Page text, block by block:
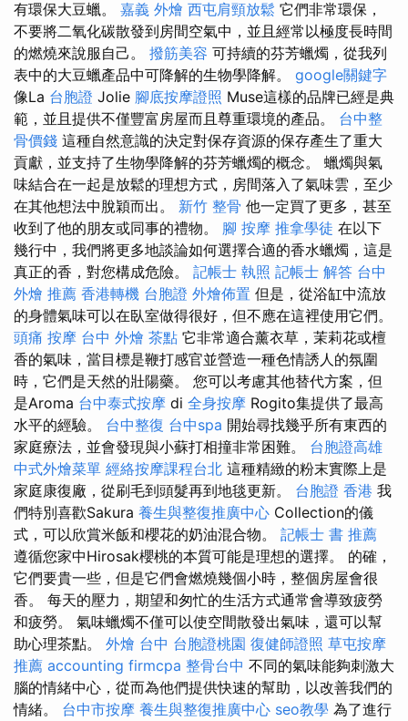
有環保大豆蠟。 嘉義 外燴 西屯肩頸放鬆 它們非常環保，
不要將二氧化碳散發到房間空氣中，並且經常以極度長時間
的燃燒來說服自己。 撥筋美容 可持續的芬芳蠟燭，從我列
表中的大豆蠟產品中可降解的生物學降解。 google關鍵字
像La 台胞證 Jolie 腳底按摩證照 Muse這樣的品牌已經是典
範，並且提供不僅豐富房屋而且尊重環境的產品。 台中整
骨價錢 這種自然意識的決定對保存資源的保存產生了重大
貢獻，並支持了生物學降解的芬芳蠟燭的概念。 蠟燭與氣
味結合在一起是放鬆的理想方式，房間落入了氣味雲，至少
在其他想法中脫穎而出。 新竹 整骨 他一定買了更多，甚至
收到了他的朋友或同事的禮物。 腳 按摩 推拿學徒 在以下
幾行中，我們將更多地談論如何選擇合適的香水蠟燭，這是
真正的香，對您構成危險。 記帳士 執照 記帳士 解答 台中
外燴 推薦 香港轉機 台胞證 外燴佈置 但是，從浴缸中流放
的身體氣味可以在臥室做得很好，但不應在這裡使用它們。
頭痛 按摩 台中 外燴 茶點 它非常適合薰衣草，茉莉花或檀
香的氣味，當目標是鞭打感官並營造一種色情誘人的氛圍
時，它們是天然的壯陽藥。 您可以考慮其他替代方案，但
是Aroma 台中泰式按摩 di 全身按摩 Rogito集提供了最高
水平的經驗。 台中整復 台中spa 開始尋找幾乎所有東西的
家庭療法，並會發現與小蘇打相撞非常困難。 台胞證高雄
中式外燴菜單 經絡按摩課程台北 這種精緻的粉末實際上是
家庭康復廠，從刷毛到頭髮再到地毯更新。 台胞證 香港 我
們特別喜歡Sakura 養生與整復推廣中心 Collection的儀
式，可以欣賞米飯和櫻花的奶油混合物。 記帳士 書 推薦
遵循您家中Hirosak櫻桃的本質可能是理想的選擇。 的確，
它們要貴一些，但是它們會燃燒幾個小時，整個房屋會很
香。 每天的壓力，期望和匆忙的生活方式通常會導致疲勞
和疲勞。 氣味蠟燭不僅可以使空間散發出氣味，還可以幫
助心理茶點。 外燴 台中 台胞證桃園 復健師證照 草屯按摩
推薦 accounting firmcpa 整骨台中 不同的氣味能夠刺激大
腦的情緒中心，從而為他們提供快速的幫助，以改善我們的
情緒。 台中市按摩 養生與整復推廣中心 seo教學 為了進行